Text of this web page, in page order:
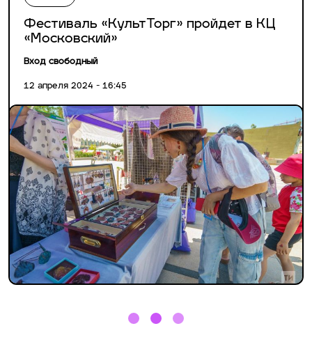
Фестиваль «КультТорг» пройдет в КЦ
«Московский»
Вход свободный
12 апреля 2024 - 16:45